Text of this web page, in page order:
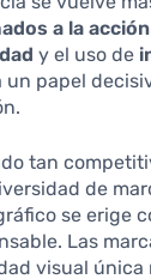
a la acción
y el uso de
papel
tan
de
se erige
Las
visual única